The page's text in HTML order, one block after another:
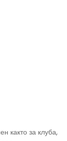
както за клуба,